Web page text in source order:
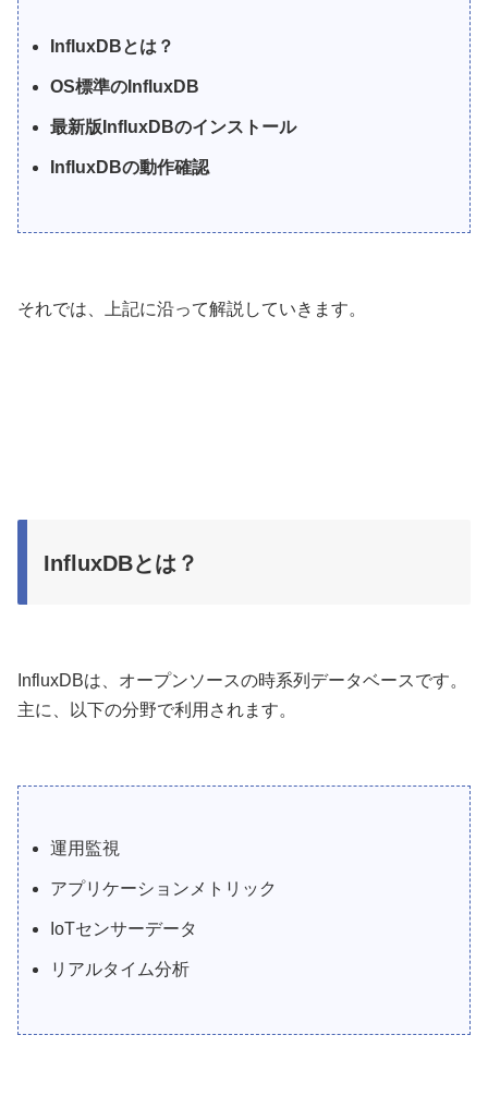
InfluxDBとは？
OS標準のInfluxDB
最新版InfluxDBのインストール
InfluxDBの動作確認
それでは、上記に沿って解説していきます。
InfluxDBとは？
InfluxDBは、オープンソースの時系列データベースです。
主に、以下の分野で利用されます。
運用監視
アプリケーションメトリック
IoTセンサーデータ
リアルタイム分析